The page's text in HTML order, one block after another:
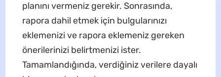
planını vermeniz gerekir. Sonrasında,
rapora dahil etmek için bulgularınızı
eklemenizi ve rapora eklemeniz gereken
önerilerinizi belirtmenizi ister.
Tamamlandığında, verdiğiniz verilere dayalı